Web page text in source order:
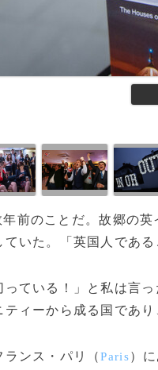
年前のことだ。故郷の
ていた。「英国人であ
っている！」と私は言
ィーから成る国であ
ンス・パリ（Paris）